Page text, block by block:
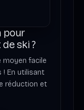
pour
ski ?
moyen facile
En utilisant
réduction et